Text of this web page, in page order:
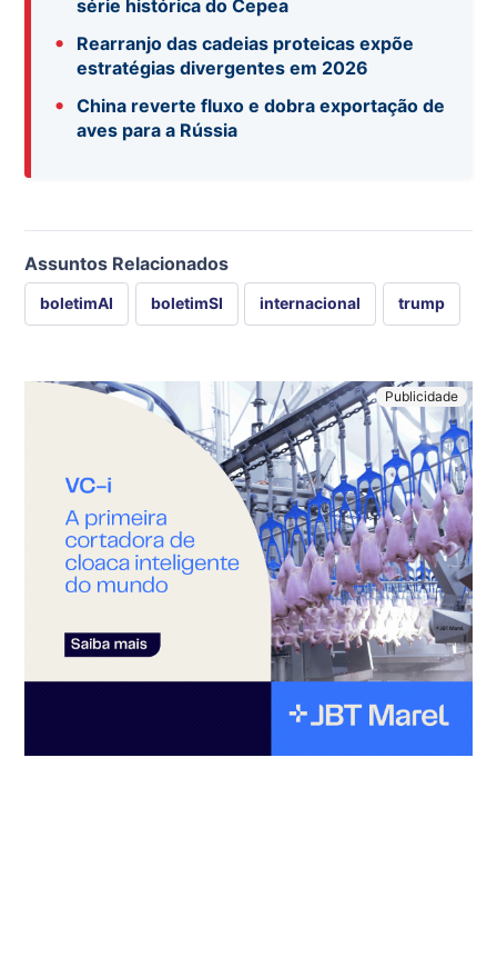
série histórica do Cepea
•
Rearranjo das cadeias proteicas expõe
estratégias divergentes em 2026
•
China reverte fluxo e dobra exportação de
aves para a Rússia
Assuntos Relacionados
boletimAI boletimSI internacional trump